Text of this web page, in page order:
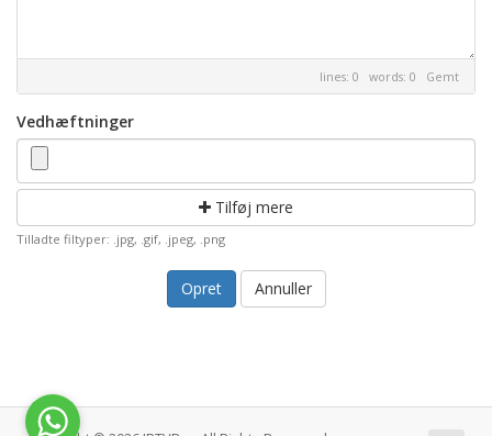
lines: 0 words: 0 Gemt
Vedhæftninger
Tilføj mere
Tilladte filtyper: .jpg, .gif, .jpeg, .png
Annuller